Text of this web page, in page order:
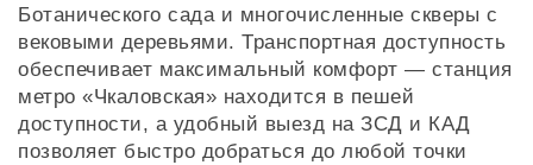
Ботанического сада и многочисленные скверы с
вековыми деревьями. Транспортная доступность
обеспечивает максимальный комфорт — станция
метро «Чкаловская» находится в пешей
доступности, а удобный выезд на ЗСД и КАД
позволяет быстро добраться до любой точки